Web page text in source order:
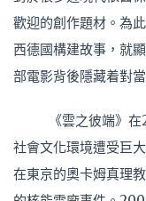
歡迎的創作題材。為
西德國構建故事，就
部電影背後隱藏着對
《雲之彼端》
社會文化環境遭受巨
在東京的奧卡姆真理